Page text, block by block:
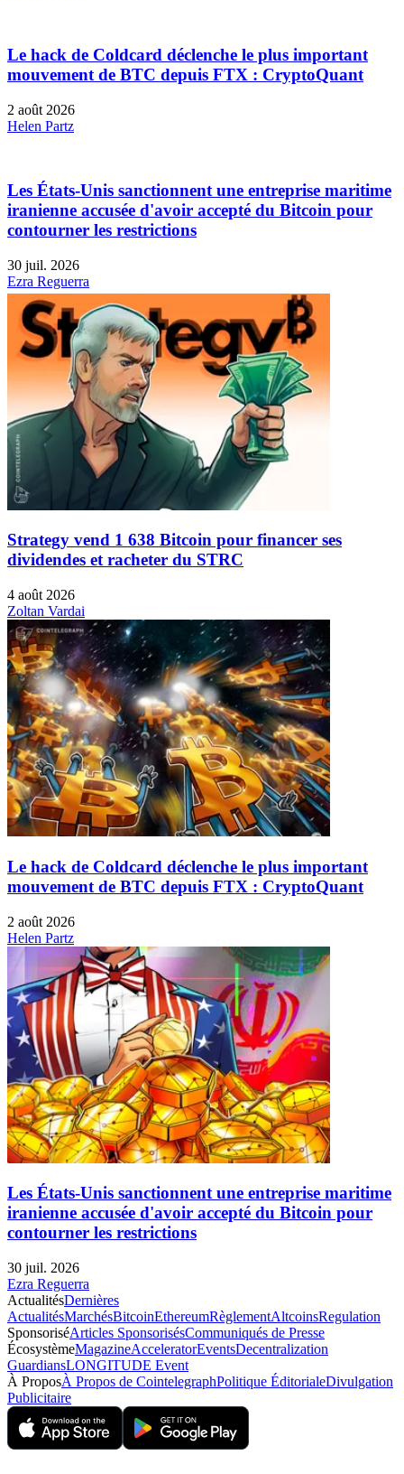
Le hack de Coldcard déclenche le plus important
mouvement de BTC depuis FTX : CryptoQuant
2 août 2026
Helen Partz
Les États-Unis sanctionnent une entreprise maritime
iranienne accusée d'avoir accepté du Bitcoin pour
contourner les restrictions
30 juil. 2026
Ezra Reguerra
Strategy vend 1 638 Bitcoin pour financer ses
dividendes et racheter du STRC
4 août 2026
Zoltan Vardai
Le hack de Coldcard déclenche le plus important
mouvement de BTC depuis FTX : CryptoQuant
2 août 2026
Helen Partz
Les États-Unis sanctionnent une entreprise maritime
iranienne accusée d'avoir accepté du Bitcoin pour
contourner les restrictions
30 juil. 2026
Ezra Reguerra
ActualitésDernières
ActualitésMarchésBitcoinEthereumRèglementAltcoinsRegulation
SponsoriséArticles SponsorisésCommuniqués de Presse
ÉcosystèmeMagazineAcceleratorEventsDecentralization
GuardiansLONGITUDE Event
À ProposÀ Propos de CointelegraphPolitique ÉditorialeDivulgation
Publicitaire